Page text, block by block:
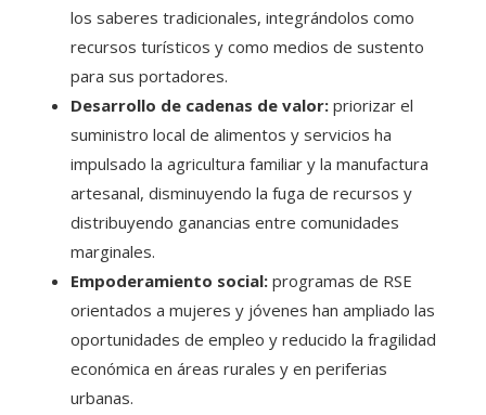
los saberes tradicionales, integrándolos como
recursos turísticos y como medios de sustento
para sus portadores.
Desarrollo de cadenas de valor: priorizar el
suministro local de alimentos y servicios ha
impulsado la agricultura familiar y la manufactura
artesanal, disminuyendo la fuga de recursos y
distribuyendo ganancias entre comunidades
marginales.
Empoderamiento social: programas de RSE
orientados a mujeres y jóvenes han ampliado las
oportunidades de empleo y reducido la fragilidad
económica en áreas rurales y en periferias
urbanas.